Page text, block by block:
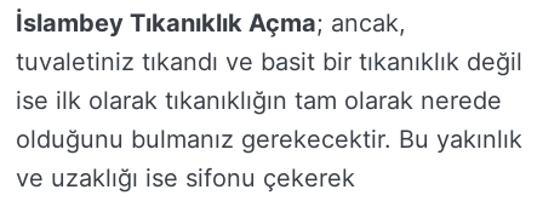
İslambey Tıkanıklık Açma; ancak,
tuvaletiniz tıkandı ve basit bir tıkanıklık değil
ise ilk olarak tıkanıklığın tam olarak nerede
olduğunu bulmanız gerekecektir. Bu yakınlık
ve uzaklığı ise sifonu çekerek